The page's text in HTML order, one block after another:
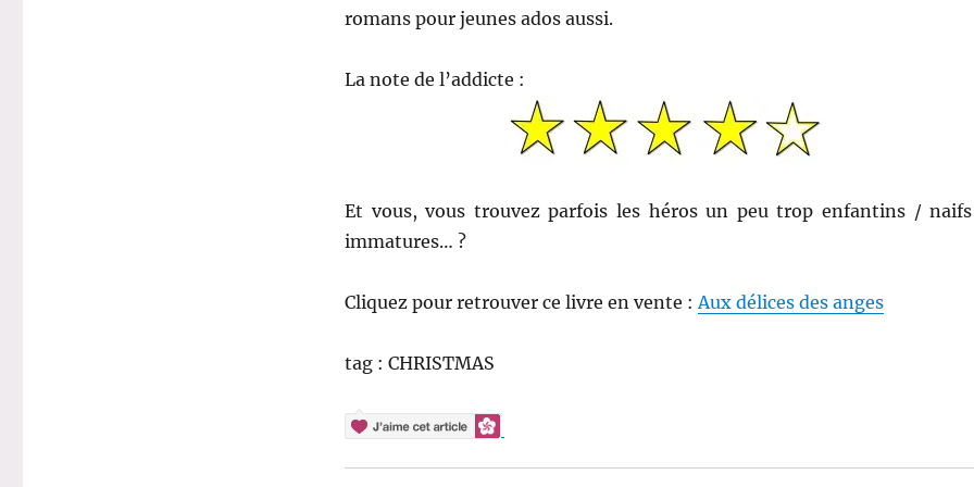
romans pour jeunes ados aussi.
La note de l’addicte :
Et vous, vous trouvez parfois les héros un peu trop enfantins /
immatures… ?
Cliquez pour retrouver ce livre en vente : Aux délices des anges
tag : CHRISTMAS